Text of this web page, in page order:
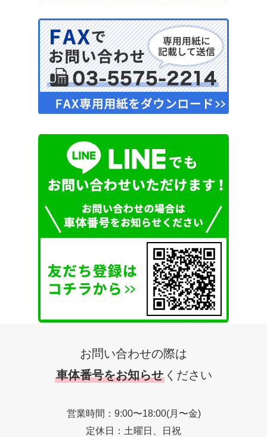
お問い合わせの際は
車体番号をお知らせ ください
営業時間：9:00〜18:00(月〜金)
定休日：土曜日、日祝